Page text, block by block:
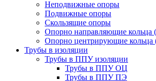
Неподвижные опоры
Подвижные опоры
Скользящие опоры
Опорно направляющие кольца
Опорно центрирующие
Трубы в изоляции
Трубы в ППУ изоляции
Трубы в ППУ ОЦ
Трубы в ППУ ПЭ